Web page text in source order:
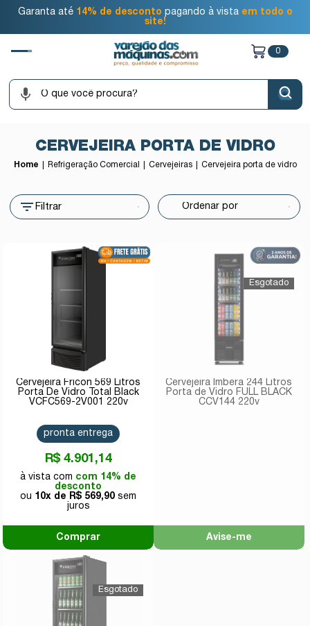
Garanta até 14% de desconto pagando à vista em todo o
site!
0
CERVEJEIRA PORTA DE VIDRO
Home Refrigeração Comercial Cervejeiras Cervejeira porta de vidro
Filtrar
Cervejeira Fricon 569 Litros
Porta De Vidro Total Black
VCFC569-2V001 220v
R$ 4.901,14
com 14% de
desconto
10x de
R$ 569,90
pronta entrega
Comprar
Cervejeira Imbera 244 Litros
Porta de Vidro FULL BLACK
CCV144 220v
Avise-me